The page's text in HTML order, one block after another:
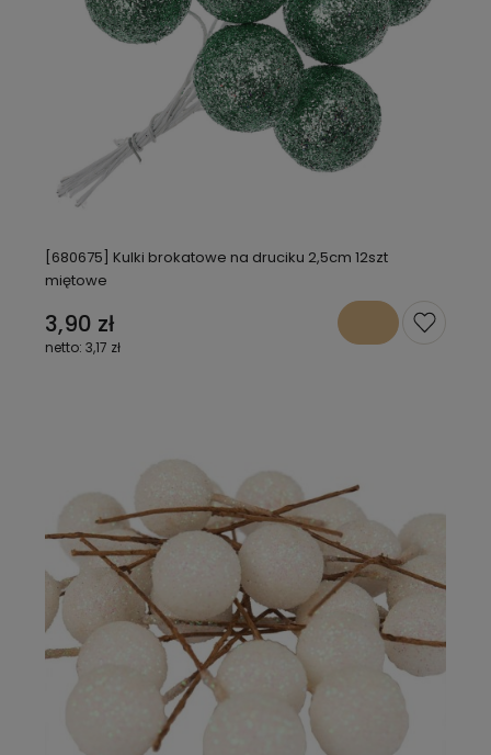
[680675] Kulki brokatowe na druciku 2,5cm 12szt
miętowe
3,90 zł
3,17 zł